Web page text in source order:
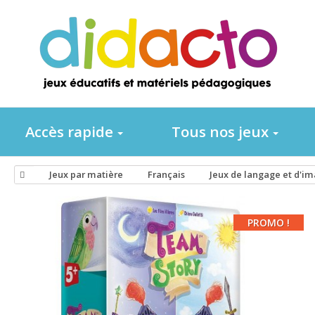
Accès rapide Tous nos jeux
Jeux par matière Français Jeux de langage et
PROMO !